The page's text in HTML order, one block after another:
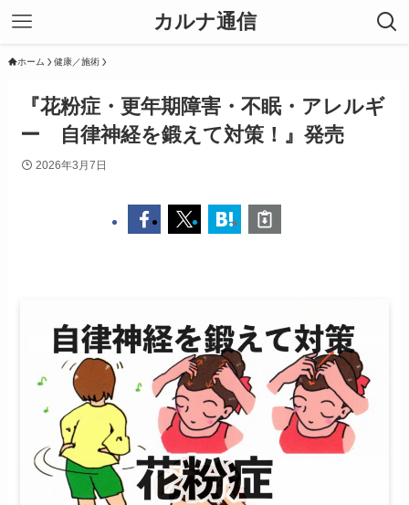
カルナ通信
ホーム 健康／施術
『花粉症・更年期障害・不眠・アレルギ
ー 自律神経を鍛えて対策！』発売
2026年3月7日